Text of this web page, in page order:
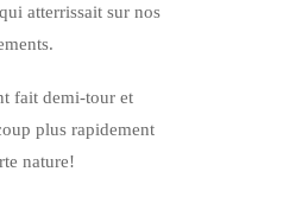
atterrissait sur nos
fait demi-tour et
plus rapidement
nature!